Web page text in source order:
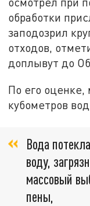
обработки
заподозрил
отходов,
доплывут до
По его оценке,
кубометров
Вода
воду,
массовый
пены,